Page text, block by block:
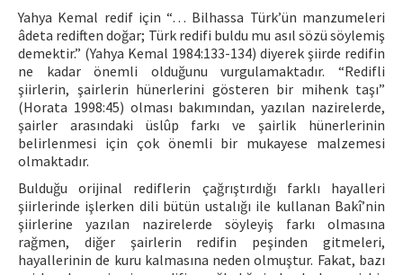
Yahya Kemal redif için “… Bilhassa Türk’ün manzumeleri
âdeta rediften doğar; Türk redifi buldu mu asıl sözü söylemiş
demektir.” (Yahya Kemal 1984:133-134) diyerek şiirde redifin
ne kadar önemli olduğunu vurgulamaktadır. “Redifli
şiirlerin, şairlerin hünerlerini gösteren bir mihenk taşı”
(Horata 1998:45) olması bakımından, yazılan nazirelerde,
şairler arasındaki üslûp farkı ve şairlik hünerlerinin
belirlenmesi için çok önemli bir mukayese malzemesi
olmaktadır.
Bulduğu orijinal rediflerin çağrıştırdığı farklı hayalleri
şiirlerinde işlerken dili bütün ustalığı ile kullanan Bakî’nin
şiirlerine yazılan nazirelerde söyleyiş farkı olmasına
rağmen, diğer şairlerin redifin peşinden gitmeleri,
hayallerinin de kuru kalmasına neden olmuştur. Fakat, bazı